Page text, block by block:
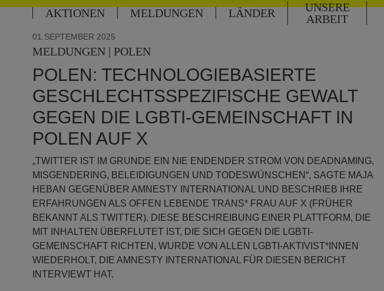
AKTIONEN MELDUNGEN LÄNDER
UNSERE
ARBEIT
01.SEPTEMBER 2025
MELDUNGEN | POLEN
POLEN: TECHNOLOGIEBASIERTE
GESCHLECHTSSPEZIFISCHE GEWALT
GEGEN DIE LGBTI-GEMEINSCHAFT IN
POLEN AUF X
„TWITTER IST IM GRUNDE EIN NIE ENDENDER STROM VON DEADNAMING,
MISGENDERING, BELEIDIGUNGEN UND TODESWÜNSCHEN“, SAGTE MAJA
HEBAN GEGENÜBER AMNESTY INTERNATIONAL UND BESCHRIEB IHRE
ERFAHRUNGEN ALS OFFEN LEBENDE TRANS* FRAU AUF X (FRÜHER
BEKANNT ALS TWITTER). DIESE BESCHREIBUNG EINER PLATTFORM, DIE
MIT INHALTEN ÜBERFLUTET IST, DIE SICH GEGEN DIE LGBTI-
GEMEINSCHAFT RICHTEN, WURDE VON ALLEN LGBTI-AKTIVIST*INNEN
WIEDERHOLT, DIE AMNESTY INTERNATIONAL FÜR DIESEN BERICHT
INTERVIEWT HAT.